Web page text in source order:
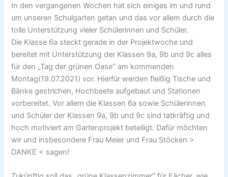
In den vergangenen Wochen hat sich einiges im und rund
um unseren Schulgarten getan und das vor allem durch die
tolle Unterstützung vieler Schülerinnen und Schüler.
Die Klasse 6a steckt gerade in der Projektwoche und
bereitet mit Unterstützung der Klassen 9a, 9b und 9c alles
für den „Tag der grünen Oase“ am kommenden
Montag(19.07.2021) vor. Hierfür werden fleißig Tische und
Bänke gestrichen, Hochbeete aufgebaut und Stationen
vorbereitet. Vor allem die Klassen 6a sowie Schülerinnen
und Schüler der Klassen 9a, 9b und 9c sind tatkräftig und
hoch motiviert am Gartenprojekt beteiligt. Dafür möchten
wir und insbesondere Frau Meier und Frau Stöcken >
DANKE < sagen!